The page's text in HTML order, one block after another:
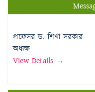
প্রফেসর ড. শিখা সরকার
অধ্যক্ষ
View Details →